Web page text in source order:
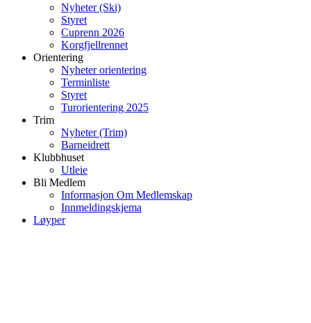
Nyheter (Ski)
Styret
Cuprenn 2026
Korgfjellrennet
Orientering
Nyheter orientering
Terminliste
Styret
Turorientering 2025
Trim
Nyheter (Trim)
Barneidrett
Klubbhuset
Utleie
Bli Medlem
Informasjon Om Medlemskap
Innmeldingskjema
Løyper